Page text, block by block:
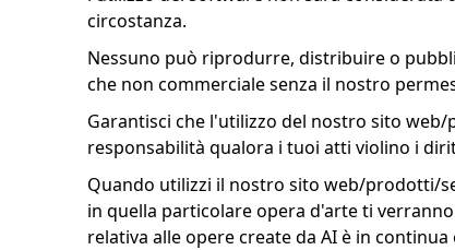
circostanza.
Nessuno può riprodurre, distribuire o
che non commerciale senza il nostro
Garantisci che l'utilizzo del nostro sito
responsabilità qualora i tuoi atti violino i
Quando utilizzi il nostro sito web/prodotti/
in quella particolare opera d'arte ti
relativa alle opere create da AI è in